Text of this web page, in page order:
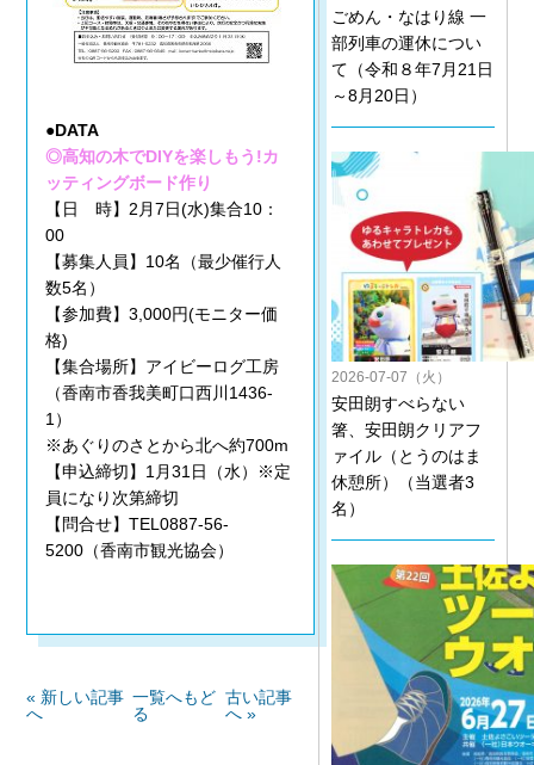
●DATA
◎高知の木でDIYを楽しもう!カ
ッティングボード作り
【日 時】2月7日(水)集合10：
00
【募集人員】10名（最少催行人
数5名）
【参加費】3,000円(モニター価
格)
【集合場所】アイビーログ工房
（香南市香我美町口西川1436-
1）
※あぐりのさとから北へ約700m
【申込締切】1月31日（水）※定
員になり次第締切
【問合せ】TEL0887-56-
5200（香南市観光協会）
« 新しい記事
へ
一覧へもど
る
古い記事
へ »
ごめん・なはり線 一
部列車の運休につい
て（令和８年7月21日
～8月20日）
2026-07-07（火）
安田朗すべらない
箸、安田朗クリアフ
ァイル（とうのはま
休憩所）（当選者3
名）